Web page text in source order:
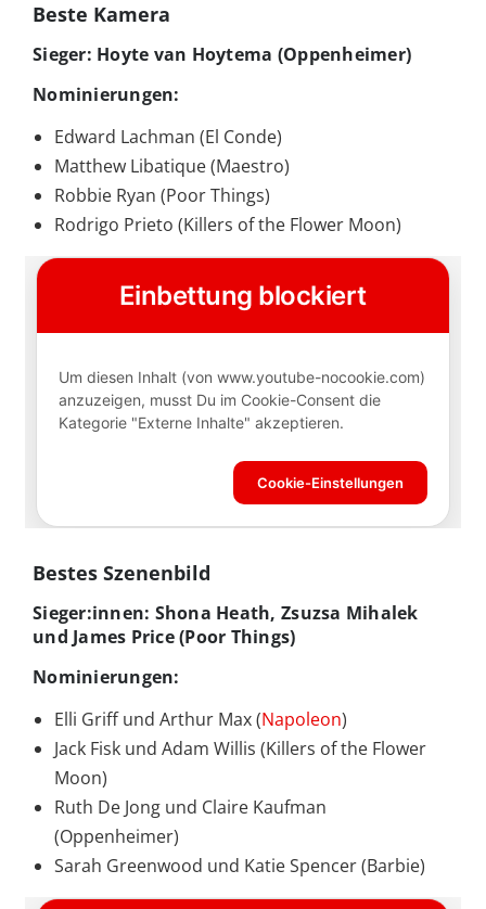
Beste Kamera
Sieger: Hoyte van Hoytema (Oppenheimer)
Nominierungen:
Edward Lachman (El Conde)
Matthew Libatique (Maestro)
Robbie Ryan (Poor Things)
Rodrigo Prieto (Killers of the Flower Moon)
Bestes Szenenbild
Sieger:innen: Shona Heath, Zsuzsa Mihalek
und James Price (Poor Things)
Nominierungen:
Elli Griff und Arthur Max (Napoleon)
Jack Fisk und Adam Willis (Killers of the Flower
Moon)
Ruth De Jong und Claire Kaufman
(Oppenheimer)
Sarah Greenwood und Katie Spencer (Barbie)